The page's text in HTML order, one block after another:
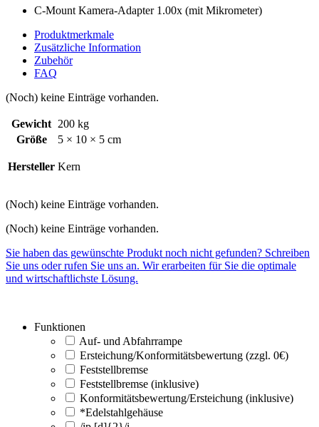
C-Mount Kamera-Adapter 1.00x (mit Mikrometer)
Produktmerkmale
Zusätzliche Information
Zubehör
FAQ
(Noch) keine Einträge vorhanden.
Gewicht 200 kg
Größe
5 × 10 × 5 cm
Hersteller Kern
(Noch) keine Einträge vorhanden.
(Noch) keine Einträge vorhanden.
Sie haben das gewünschte Produkt noch nicht gefunden? Schreiben
Sie uns oder rufen Sie uns an. Wir erarbeiten für Sie die optimale
und wirtschaftlichste Lösung.
Funktionen
Auf- und Abfahrrampe
Ersteichung/Konformitätsbewertung (zzgl. 0€)
Feststellbremse
Feststellbremse (inklusive)
Konformitätsbewertung/Ersteichung (inklusive)
*Edelstahlgehäuse